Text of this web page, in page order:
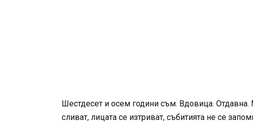
Шестдесет и осем години съм. Вдовица.
сливат, лицата се изтриват, събитията не се